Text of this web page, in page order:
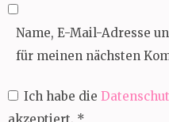
Name, E-Mail-Adresse
für meinen nächsten
Ich habe die